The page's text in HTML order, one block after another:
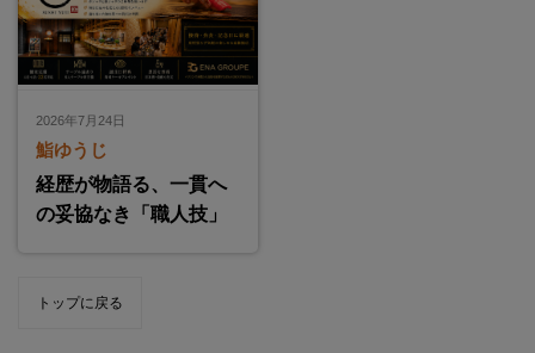
2026年7月24日
鮨ゆうじ
経歴が物語る、一貫へ
の妥協なき「職人技」
トップに戻る